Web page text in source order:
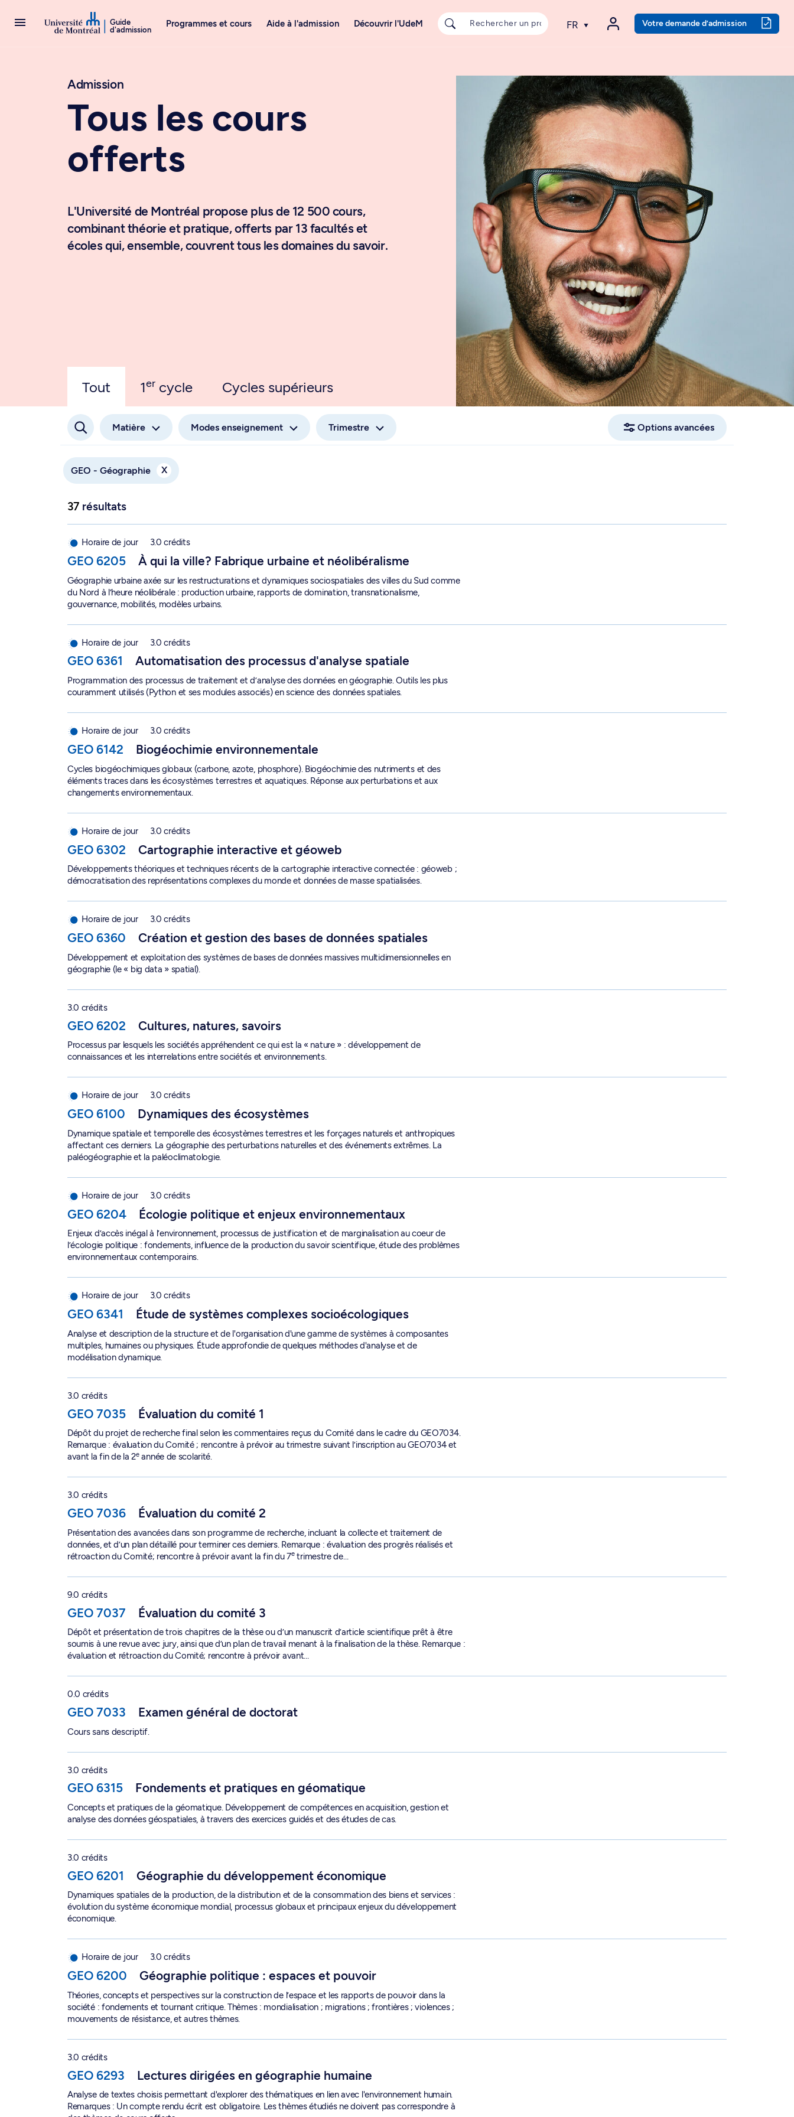
Guide
d'admission
Programmes et cours Aide à l'admission Découvrir l'UdeM FR Votre demande d’admission
Admission
Tous les cours
offerts
L'Université de Montréal propose plus de 12 500 cours,
combinant théorie et pratique, offerts par 13 facultés et
écoles qui, ensemble, couvrent tous les domaines du savoir.
Tout 1er cycle Cycles supérieurs
Matière Modes enseignement Trimestre Options avancées
GEO - Géographie X
37 résultats
Horaire de jour 3.0 crédits
GEO 6205 À qui la ville? Fabrique urbaine et néolibéralisme
Géographie urbaine axée sur les restructurations et dynamiques sociospatiales des villes du Sud comme
du Nord à l’heure néolibérale : production urbaine, rapports de domination, transnationalisme,
gouvernance, mobilités, modèles urbains.
Horaire de jour 3.0 crédits
GEO 6361 Automatisation des processus d'analyse spatiale
Programmation des processus de traitement et d’analyse des données en géographie. Outils les plus
couramment utilisés (Python et ses modules associés) en science des données spatiales.
Horaire de jour 3.0 crédits
GEO 6142 Biogéochimie environnementale
Cycles biogéochimiques globaux (carbone, azote, phosphore). Biogéochimie des nutriments et des
éléments traces dans les écosystèmes terrestres et aquatiques. Réponse aux perturbations et aux
changements environnementaux.
Horaire de jour 3.0 crédits
GEO 6302 Cartographie interactive et géoweb
Développements théoriques et techniques récents de la cartographie interactive connectée : géoweb ;
démocratisation des représentations complexes du monde et données de masse spatialisées.
Horaire de jour 3.0 crédits
GEO 6360 Création et gestion des bases de données spatiales
Développement et exploitation des systèmes de bases de données massives multidimensionnelles en
géographie (le « big data » spatial).
3.0 crédits
GEO 6202 Cultures, natures, savoirs
Processus par lesquels les sociétés appréhendent ce qui est la « nature » : développement de
connaissances et les interrelations entre sociétés et environnements.
Horaire de jour 3.0 crédits
GEO 6100 Dynamiques des écosystèmes
Dynamique spatiale et temporelle des écosystèmes terrestres et les forçages naturels et anthropiques
affectant ces derniers. La géographie des perturbations naturelles et des événements extrêmes. La
paléogéographie et la paléoclimatologie.
Horaire de jour 3.0 crédits
GEO 6204 Écologie politique et enjeux environnementaux
Enjeux d’accès inégal à l’environnement, processus de justification et de marginalisation au coeur de
l’écologie politique : fondements, influence de la production du savoir scientifique, étude des problèmes
environnementaux contemporains.
Horaire de jour 3.0 crédits
GEO 6341 Étude de systèmes complexes socioécologiques
Analyse et description de la structure et de l'organisation d'une gamme de systèmes à composantes
multiples, humaines ou physiques. Étude approfondie de quelques méthodes d'analyse et de
modélisation dynamique.
3.0 crédits
GEO 7035 Évaluation du comité 1
Dépôt du projet de recherche final selon les commentaires reçus du Comité dans le cadre du GEO7034.
Remarque : évaluation du Comité ; rencontre à prévoir au trimestre suivant l’inscription au GEO7034 et
avant la fin de la 2eannée de scolarité.
3.0 crédits
GEO 7036 Évaluation du comité 2
Présentation des avancées dans son programme de recherche, incluant la collecte et traitement de
données, et d’un plan détaillé pour terminer ces derniers. Remarque : évaluation des progrès réalisés et
rétroaction du Comité; rencontre à prévoir avant la fin du 7etrimestre de…
9.0 crédits
GEO 7037 Évaluation du comité 3
Dépôt et présentation de trois chapitres de la thèse ou d’un manuscrit d’article scientifique prêt à être
soumis à une revue avec jury, ainsi que d’un plan de travail menant à la finalisation de la thèse. Remarque :
évaluation et rétroaction du Comité; rencontre à prévoir avant…
0.0 crédits
GEO 7033 Examen général de doctorat
Cours sans descriptif.
3.0 crédits
GEO 6315 Fondements et pratiques en géomatique
Concepts et pratiques de la géomatique. Développement de compétences en acquisition, gestion et
analyse des données géospatiales, à travers des exercices guidés et des études de cas.
3.0 crédits
GEO 6201 Géographie du développement économique
Dynamiques spatiales de la production, de la distribution et de la consommation des biens et services :
évolution du système économique mondial, processus globaux et principaux enjeux du développement
économique.
Horaire de jour 3.0 crédits
GEO 6200 Géographie politique : espaces et pouvoir
Théories, concepts et perspectives sur la construction de l’espace et les rapports de pouvoir dans la
société : fondements et tournant critique. Thèmes : mondialisation ; migrations ; frontières ; violences ;
mouvements de résistance, et autres thèmes.
3.0 crédits
GEO 6293 Lectures dirigées en géographie humaine
Analyse de textes choisis permettant d'explorer des thématiques en lien avec l'environnement humain.
Remarques : Un compte rendu écrit est obligatoire. Les thèmes étudiés ne doivent pas correspondre à